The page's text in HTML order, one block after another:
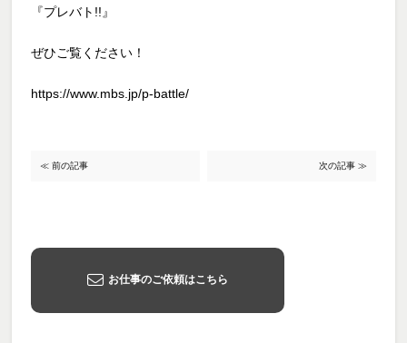
『プレバト!!』
ぜひご覧ください！
https://www.mbs.jp/p-battle/
≪ 前の記事 次の記事 ≫
お仕事のご依頼はこちら